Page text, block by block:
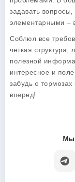
задавать
элементарными –
Соблюл все
четкая структура,
полезной
интересное и
забудь о тормозах
вперед!
Мы